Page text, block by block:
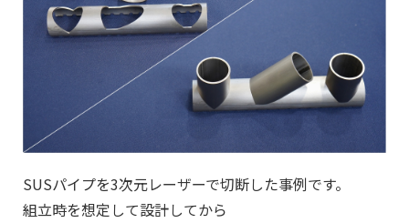
SUSパイプを3次元レーザーで切断した事例です。
組立時を想定して設計してから